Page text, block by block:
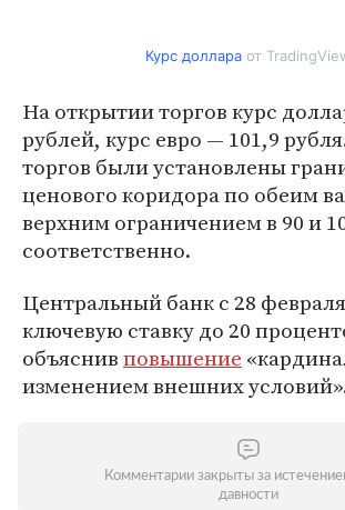
Курс доллара от
На открытии торгов курс
рублей, курс евро — 101,9
торгов были установлены
ценового коридора по обеим
верхним ограничением в 90 и
соответственно.
Центральный банк с 28
ключевую ставку до 20
объяснивповышение
изменением внешних
Комментарии закрыты за
давности